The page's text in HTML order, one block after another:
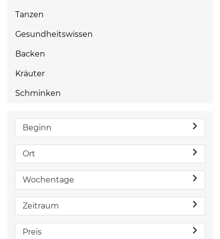
Tanzen
Gesundheitswissen
Backen
Kräuter
Schminken
Beginn
Ort
Wochentage
Zeitraum
Preis